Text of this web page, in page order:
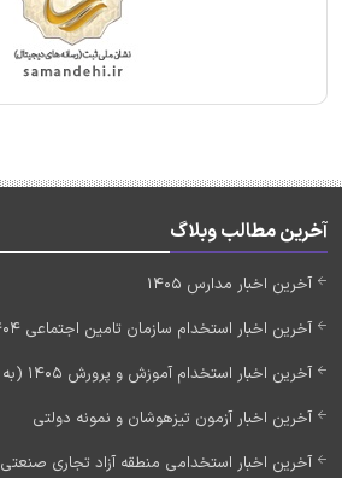
آخرین مطالب وبلاگ
آخرین اخبار مدارس 1405
آخرین اخبار استخدام سازمان تامین اجتماعی 1404 (به زودی)
آخرین اخبار استخدام آموزش و پرورش 1405 (به زودی)
آخرین اخبار آزمون تیزهوشان و نمونه دولتی
آخرین اخبار استخدامی منطقه آزاد تجاری صنعتی 1405